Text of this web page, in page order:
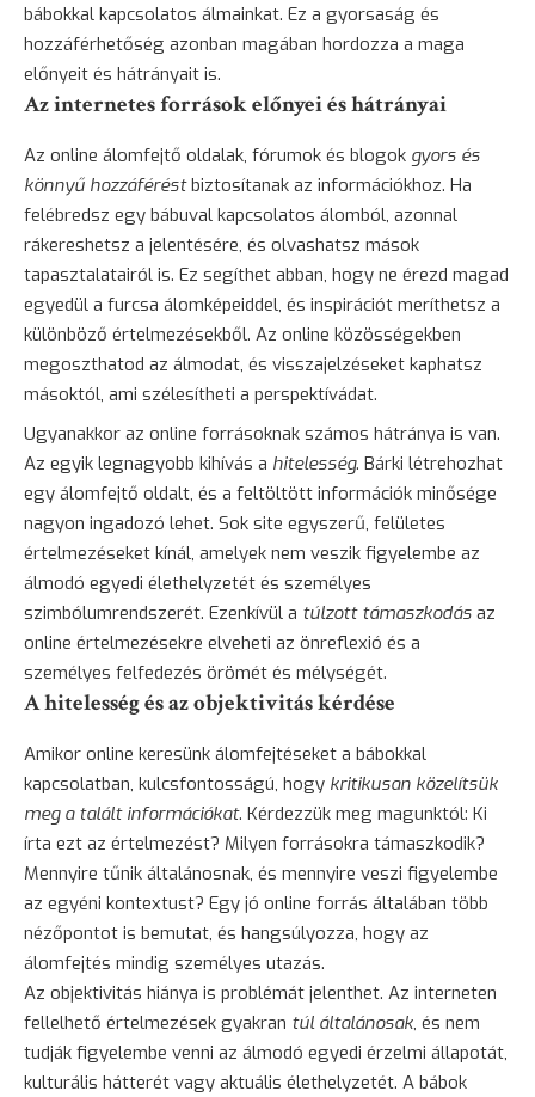
bábokkal kapcsolatos álmainkat. Ez a gyorsaság és
hozzáférhetőség azonban magában hordozza a maga
előnyeit és hátrányait is.
Az internetes források előnyei és hátrányai
Az online álomfejtő oldalak, fórumok és blogok gyors és
könnyű hozzáféréstbiztosítanak az információkhoz. Ha
felébredsz egy bábuval kapcsolatos álomból, azonnal
rákereshetsz a jelentésére, és olvashatsz mások
tapasztalatairól is. Ez segíthet abban, hogy ne érezd magad
egyedül a furcsa álomképeiddel, és inspirációt meríthetsz a
különböző értelmezésekből. Az online közösségekben
megoszthatod az álmodat, és visszajelzéseket kaphatsz
másoktól, ami szélesítheti a perspektívádat.
Ugyanakkor az online forrásoknak számos hátránya is van.
Az egyik legnagyobb kihívás a hitelesség. Bárki létrehozhat
egy álomfejtő oldalt, és a feltöltött információk minősége
nagyon ingadozó lehet. Sok site egyszerű, felületes
értelmezéseket kínál, amelyek nem veszik figyelembe az
álmodó egyedi élethelyzetét és személyes
szimbólumrendszerét. Ezenkívül a túlzott támaszkodás az
online értelmezésekre elveheti az önreflexió és a
személyes felfedezés örömét és mélységét.
A hitelesség és az objektivitás kérdése
Amikor online keresünk álomfejtéseket a bábokkal
kapcsolatban, kulcsfontosságú, hogy kritikusan közelítsük
meg a talált információkat. Kérdezzük meg magunktól: Ki
írta ezt az értelmezést? Milyen forrásokra támaszkodik?
Mennyire tűnik általánosnak, és mennyire veszi figyelembe
az egyéni kontextust? Egy jó online forrás általában több
nézőpontot is bemutat, és hangsúlyozza, hogy az
álomfejtés mindig személyes utazás.
Az objektivitás hiánya is problémát jelenthet. Az interneten
fellelhető értelmezések gyakran túl általánosak, és nem
tudják figyelembe venni az álmodó egyedi érzelmi állapotát,
kulturális hátterét vagy aktuális élethelyzetét. A bábok